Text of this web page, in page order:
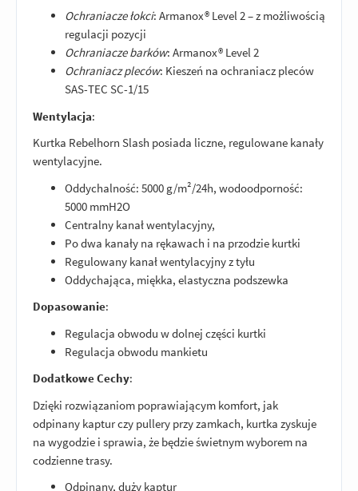
Ochraniacze łokci: Armanox® Level 2 – z możliwością
regulacji pozycji
Ochraniacze barków: Armanox® Level 2
Ochraniacz pleców: Kieszeń na ochraniacz pleców
SAS-TEC SC-1/15
Wentylacja:
Kurtka Rebelhorn Slash posiada liczne, regulowane kanały
wentylacyjne.
Oddychalność: 5000 g/m²/24h, wodoodporność:
5000 mmH2O
Centralny kanał wentylacyjny,
Po dwa kanały na rękawach i na przodzie kurtki
Regulowany kanał wentylacyjny z tyłu
Oddychająca, miękka, elastyczna podszewka
Dopasowanie:
Regulacja obwodu w dolnej części kurtki
Regulacja obwodu mankietu
Dodatkowe Cechy:
Dzięki rozwiązaniom poprawiającym komfort, jak
odpinany kaptur czy pullery przy zamkach, kurtka zyskuje
na wygodzie i sprawia, że będzie świetnym wyborem na
codzienne trasy.
Odpinany, duży kaptur